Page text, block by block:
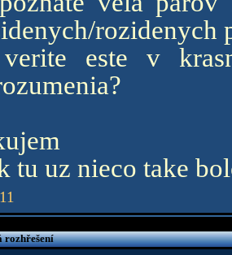
rozidenych
este v
tu uz nieco take
rozhřešení